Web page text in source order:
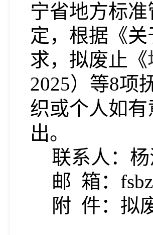
宁省地方标
定，根据 《关
求，拟废止《
2025）等8项
织或个人如
出。
联系人：
邮 箱：
附 件：拟